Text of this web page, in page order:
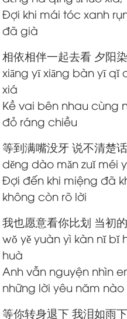
Đợi khi mái tóc xanh
đã già
相依相伴一起去看 夕阳
xiāng yī xiāng bàn yī qǐ
xiá
Kề vai bên nhau cùng
đỏ ráng chiều
等到满嘴没牙 说不清楚话
děng dào mǎn zuǐ méi
Đợi đến khi miệng đã
không còn rõ lời
我也愿意看你比划 当初
wǒ yě yuàn yì kàn nǐ bǐ
huà
Anh vẫn nguyện nhìn
những lời yêu năm nào
等你转身退下 我泪如雨下